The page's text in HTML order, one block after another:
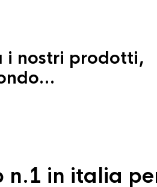
i nostri prodotti,
n.1 in italia